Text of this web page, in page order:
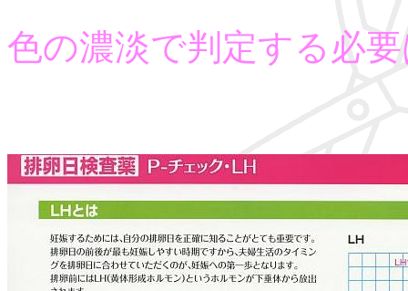
色の濃淡で判定する必